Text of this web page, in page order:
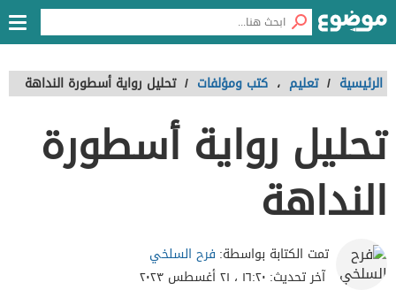
الرئيسية / تعليم ، كتب ومؤلفات / تحليل رواية أسطورة النداهة
تحليل رواية أسطورة
النداهة
تمت الكتابة بواسطة: فرح السلخي
آخر تحديث: ١٦:٢٠ ، ٢١ أغسطس ٢٠٢٣